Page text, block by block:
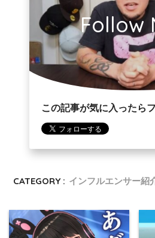
Follow
この記事が気に入ったら
CATEGORY : インフルエンサー紹